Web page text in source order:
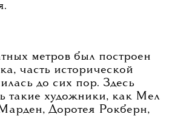
метров был построен
часть исторической
до сих пор. Здесь
такие художники, как Мел
Доротея Рокберн,